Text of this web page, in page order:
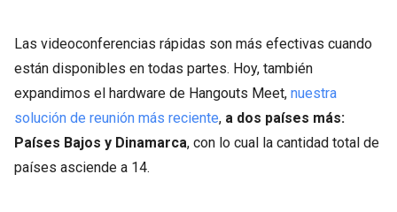
Las videoconferencias rápidas son más efectivas cuando
están disponibles en todas partes. Hoy, también
expandimos el hardware de Hangouts Meet, nuestra
solución de reunión más reciente, a dos países más:
Países Bajos y Dinamarca, con lo cual la cantidad total de
países asciende a 14.